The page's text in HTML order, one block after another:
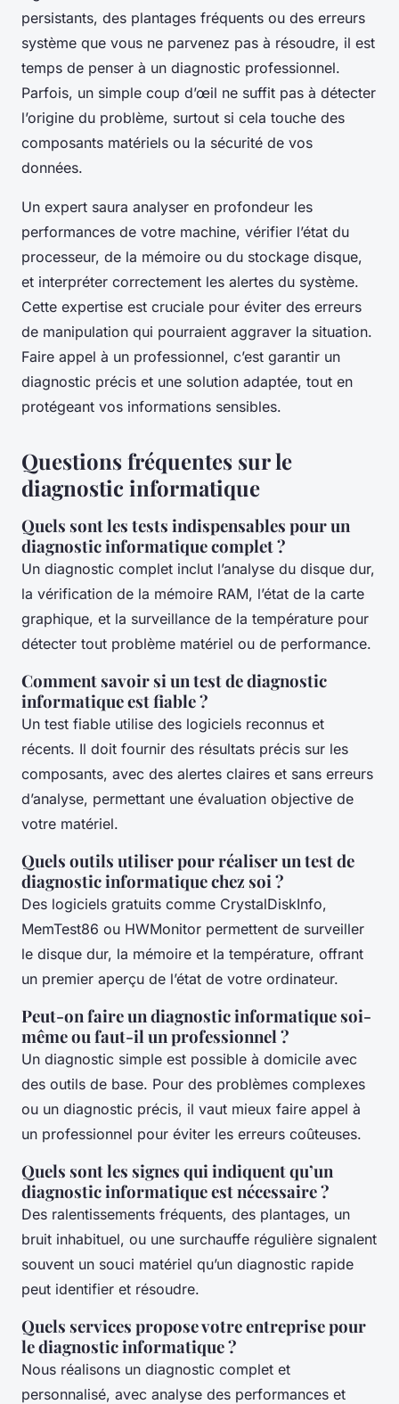
persistants, des plantages fréquents ou des erreurs
système que vous ne parvenez pas à résoudre, il est
temps de penser à un diagnostic professionnel.
Parfois, un simple coup d’œil ne suffit pas à détecter
l’origine du problème, surtout si cela touche des
composants matériels ou la sécurité de vos
données.
Un expert saura analyser en profondeur les
performances de votre machine, vérifier l’état du
processeur, de la mémoire ou du stockage disque,
et interpréter correctement les alertes du système.
Cette expertise est cruciale pour éviter des erreurs
de manipulation qui pourraient aggraver la situation.
Faire appel à un professionnel, c’est garantir un
diagnostic précis et une solution adaptée, tout en
protégeant vos informations sensibles.
Questions fréquentes sur le
diagnostic informatique
Quels sont les tests indispensables pour un
diagnostic informatique complet ?
Un diagnostic complet inclut l’analyse du disque dur,
la vérification de la mémoire RAM, l’état de la carte
graphique, et la surveillance de la température pour
détecter tout problème matériel ou de performance.
Comment savoir si un test de diagnostic
informatique est fiable ?
Un test fiable utilise des logiciels reconnus et
récents. Il doit fournir des résultats précis sur les
composants, avec des alertes claires et sans erreurs
d’analyse, permettant une évaluation objective de
votre matériel.
Quels outils utiliser pour réaliser un test de
diagnostic informatique chez soi ?
Des logiciels gratuits comme CrystalDiskInfo,
MemTest86 ou HWMonitor permettent de surveiller
le disque dur, la mémoire et la température, offrant
un premier aperçu de l’état de votre ordinateur.
Peut-on faire un diagnostic informatique soi-
même ou faut-il un professionnel ?
Un diagnostic simple est possible à domicile avec
des outils de base. Pour des problèmes complexes
ou un diagnostic précis, il vaut mieux faire appel à
un professionnel pour éviter les erreurs coûteuses.
Quels sont les signes qui indiquent qu’un
diagnostic informatique est nécessaire ?
Des ralentissements fréquents, des plantages, un
bruit inhabituel, ou une surchauffe régulière signalent
souvent un souci matériel qu’un diagnostic rapide
peut identifier et résoudre.
Quels services propose votre entreprise pour
le diagnostic informatique ?
Nous réalisons un diagnostic complet et
personnalisé, avec analyse des performances et